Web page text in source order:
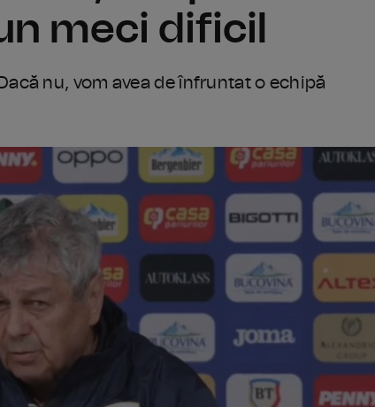
meci dificil
nu, vom avea de înfruntat o echipă